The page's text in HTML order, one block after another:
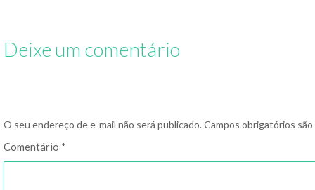
Deixe um comentário
O seu endereço de e-mail não será publicado. Campos obrigatórios
Comentário *